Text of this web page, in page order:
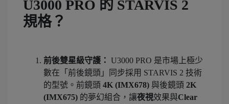
U3000 PRO 的 STARVIS 2
規格？
前後雙星級守護： U3000 PRO 是市場上極少
數在「前後鏡頭」同步採用 STARVIS 2 技術
的型號。前鏡頭 4K (IMX678) 與後鏡頭 2K
(IMX675) 的夢幻組合，讓夜視效果與Clear